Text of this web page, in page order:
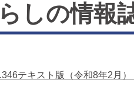
しの情報
テキスト版（令和8年2月